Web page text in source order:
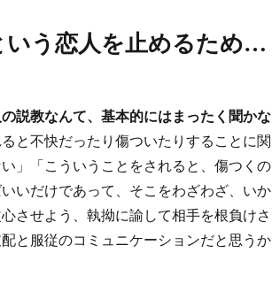
いう恋人を止めるため…
の説教なんて、基本的にはまったく聞かな
と不快だったり傷ついたりすることに関
」「こういうことをされると、傷つくの
いだけであって、そこをわざわざ、いか
させよう、執拗に諭して相手を根負けさ
と服従のコミュニケーションだと思うか